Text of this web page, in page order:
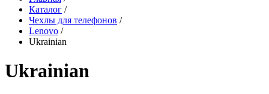
Каталог /
Чехлы для телефонов /
Lenovo /
Ukrainian
Ukrainian